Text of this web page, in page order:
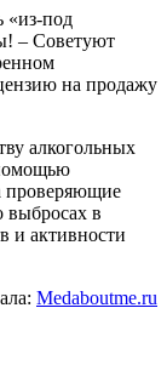
«из-под
– Советуют
на продажу
алкогольных
проверяющие
выбросах в
и активности
Medaboutme.ru